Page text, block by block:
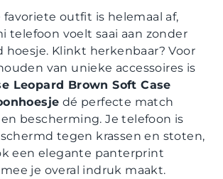
favoriete outfit is helemaal af,
telefoon voelt saai aan zonder
hoesje. Klinkt herkenbaar? Voor
van unieke accessoires is
Leopard Brown Soft Case
dé perfecte match
bescherming. Je telefoon is
tegen krassen en stoten,
een elegante panterprint
je overal indruk maakt.